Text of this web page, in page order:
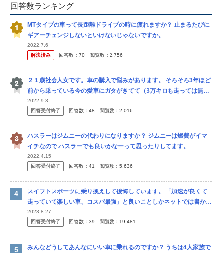
回答数ランキング
MTタイプの車って長距離ドライブの時に疲れますか？ 止まるたびに
ギアーチェンジしないといけないじゃないですか。
2022.7.6
解決済み
回答数： 70 閲覧数： 2,756
２１歳社会人女です。車の購入で悩みがあります。 そろそろ3年ほど
前から乗っている今の愛車にガタがきてて（3万キロも走っては無い
けど、10年以上は経過してる。） 200万いかないくらいの軽自動
車、...
2022.9.3
回答受付終了
回答数： 48 閲覧数： 2,016
ハスラーはジムニーの代わりになりますか？ ジムニーは燃費がイマ
イチなので ハスラーでも良いかなーって思ったりしてます。
2022.4.15
回答受付終了
回答数： 41 閲覧数： 5,636
スイフトスポーツに乗り換えして後悔しています。 「加速が良くて
走っていて楽しい車、コスパ最強」と良いことしかネットでは書かれ
てなくてそれを鵜呑みにした自分も悪いですが正直、良さが全く分か
りま...
2023.8.27
回答受付終了
回答数： 39 閲覧数： 19,481
みんなどうしてあんなにいい車に乗れるのですか？ うちは4人家族で